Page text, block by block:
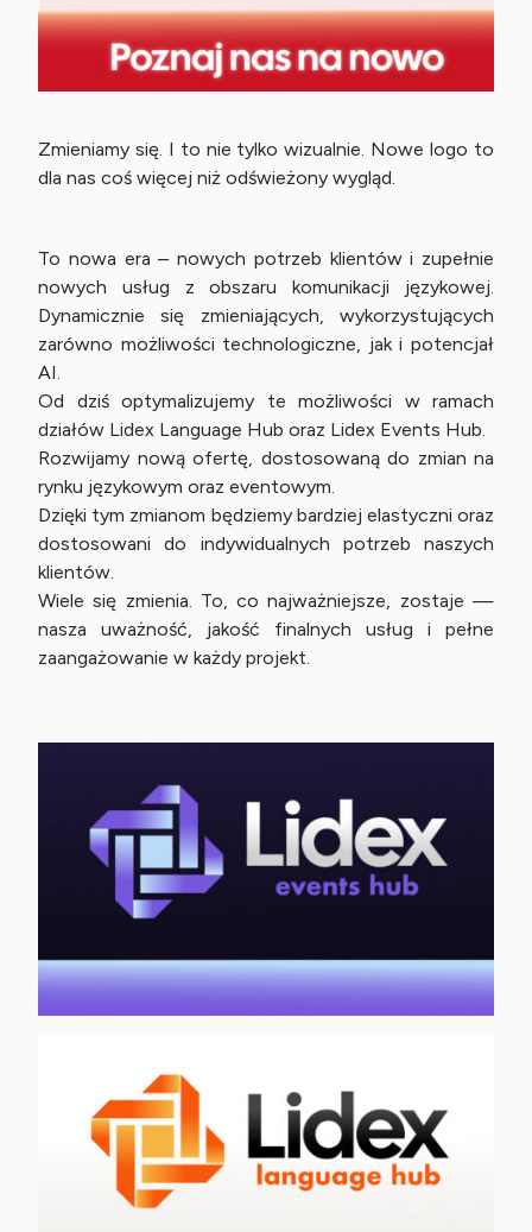
Zmieniamy się. I to nie tylko wizualnie. Nowe logo to
dla nas coś więcej niż odświeżony wygląd.
To nowa era – nowych potrzeb klientów i zupełnie
nowych usług z obszaru komunikacji językowej.
Dynamicznie się zmieniających, wykorzystujących
zarówno możliwości technologiczne, jak i potencjał
AI.
Od dziś optymalizujemy te możliwości w ramach
działów Lidex Language Hub oraz Lidex Events Hub.
Rozwijamy nową ofertę, dostosowaną do zmian na
rynku językowym oraz eventowym.
Dzięki tym zmianom będziemy bardziej elastyczni oraz
dostosowani do indywidualnych potrzeb naszych
klientów.
Wiele się zmienia. To, co najważniejsze, zostaje —
nasza uważność, jakość finalnych usług i pełne
zaangażowanie w każdy projekt.